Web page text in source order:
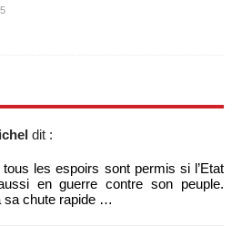
dit :
les espoirs sont permis si l’Etat
en guerre contre son peuple.
sa chute rapide …